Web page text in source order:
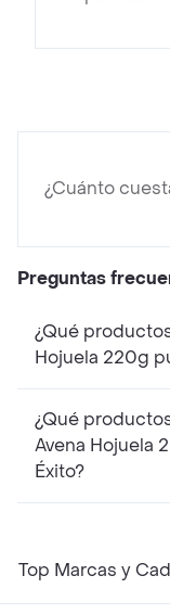
¿Cuánto
Preguntas
¿Qué
Hojuela 220g
¿Qué
Avena Hojuela
Éxito?
Top Marcas y